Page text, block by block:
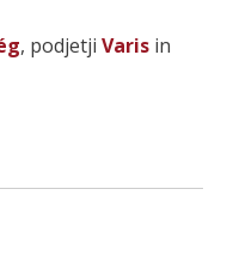
, podjetji Varis in